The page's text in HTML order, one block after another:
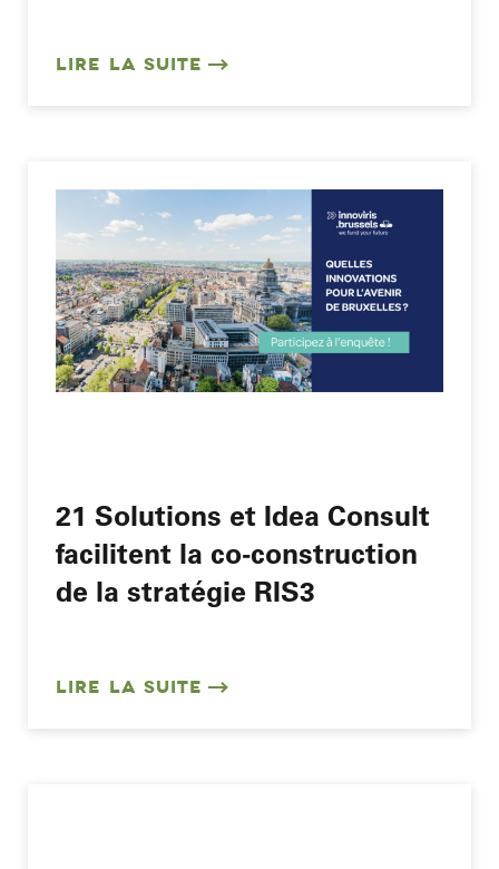
LIRE LA SUITE
21 Solutions et Idea Consult
facilitent la co-construction
de la stratégie RIS3
LIRE LA SUITE